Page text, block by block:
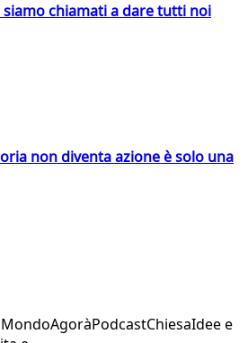
chiamati a dare tutti noi
non diventa azione è solo una
MondoAgoràPodcastChiesaIdee e